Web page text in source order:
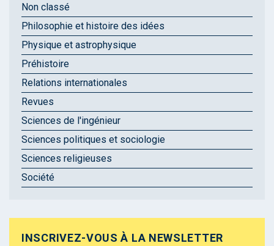
Non classé
Philosophie et histoire des idées
Physique et astrophysique
Préhistoire
Relations internationales
Revues
Sciences de l'ingénieur
Sciences politiques et sociologie
Sciences religieuses
Société
INSCRIVEZ-VOUS À LA NEWSLETTER